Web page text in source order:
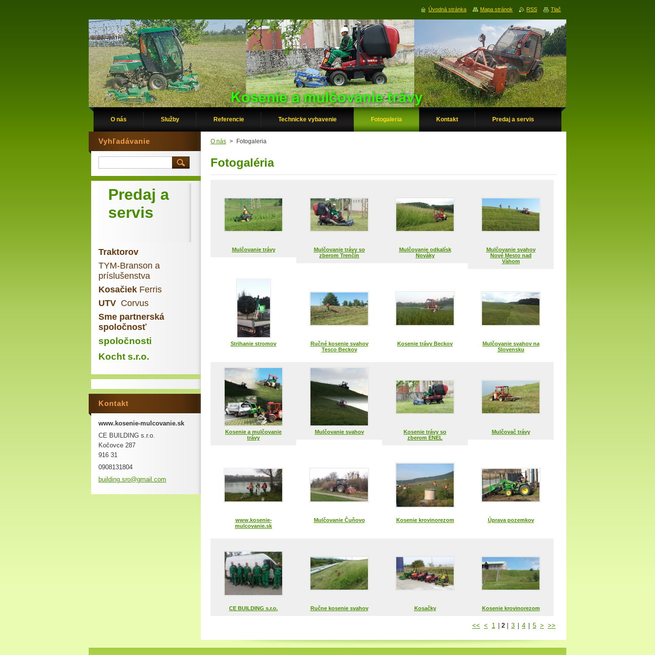
O nás Služby Referencie Technicke vybavenie Fotogaleria Kontakt Predaj a servis
O nás > Fotogaleria
Fotogaléria
Mulčovanie trávy
Mulčovanie trávy so
zberom Trenčín
Mulčovanie odkalísk
Nováky
Mulčovanie svahov
Nové Mesto nad
Váhom
Strihanie stromov
Ručné kosenie svahov
Tesco Beckov
Kosenie trávy Beckov
Mulčovanie svahov na
Slovensku
Kosenie a mulčovanie
trávy
Mulčovanie svahov
Kosenie trávy so
zberom ENEL
Mulčovač trávy
www.kosenie-
mulcovanie.sk
Mulčovanie Čuňovo Kosenie krovinorezom Úprava pozemkov
CE BUILDING s.r.o. Ručne kosenie svahov Kosačky Kosenie krovinorezom
<< < 1 2 3 4 5 > >>
Vyhľadávanie
Predaj a
servis
Traktorov
TYM-Branson a
príslušenstva
Kosačiek Ferris
UTV Corvus
Sme partnerská
spoločnosť
spoločnosti
Kocht s.r.o.
Kontakt
www.kosenie-mulcovanie.sk
CE BUILDING s.r.o.
Kočovce 287
916 31
0908131804
building.sro@gmail.com
Úvodná stránka Mapa stránok RSS Tlač